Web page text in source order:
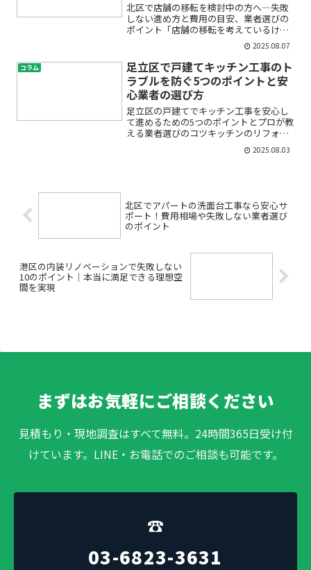
北区で店舗の移転を検討中の方へ―失敗
しない進め方と費用の目安、業者選びの
ポイント「店舗の移転を考えているけれ
ど、何から始めたらいいのかわからな
い」「費用はどれくらいかかるの？」
「スムーズに移転できるのか不安…」――そ
んなお悩みをお持ちではあ...
2025.08.07
コラム
足立区で戸建てキッチン工事のト
ラブルを防ぐ5つのポイントと安
心業者の選び方
足立区の戸建てでキッチン工事を安心し
て進めるための5つのポイントとプロが教
える業者選びのコツキッチンのリフォー
ムや工事を考えると、「工事で失敗した
らどうしよう」「トラブルが起きたら困
2025.08.03
北区でアパートの洗面台工事なら安心サ
ポート！費用相場や失敗しない業者選び
のポイント
港区の内装リノベーションで失敗しない
10のポイント｜本当に満足できる理想空
間を実現
まずはお気軽にご相談ください
見積もり・現地調査はすべて無料。24時間365日受け付
けています。LINE・お電話でのご相談も可能です。
☎
03-6823-3631